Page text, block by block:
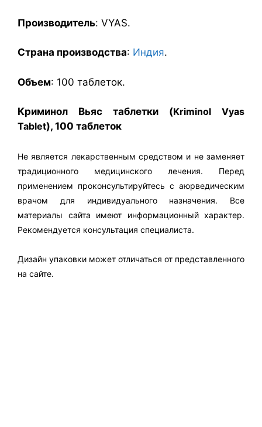
Производитель: VYAS.
Страна производства: Индия.
Объем: 100 таблеток.
Криминол Вьяс таблетки (Kriminol Vyas
Tablet), 100 таблеток
Не является лекарственным средством и не заменяет
традиционного медицинского лечения. Перед
применением проконсультируйтесь с аюрведическим
врачом для индивидуального назначения. Все
материалы сайта имеют информационный характер.
Рекомендуется консультация специалиста.
Дизайн упаковки может отличаться от представленного
на сайте.